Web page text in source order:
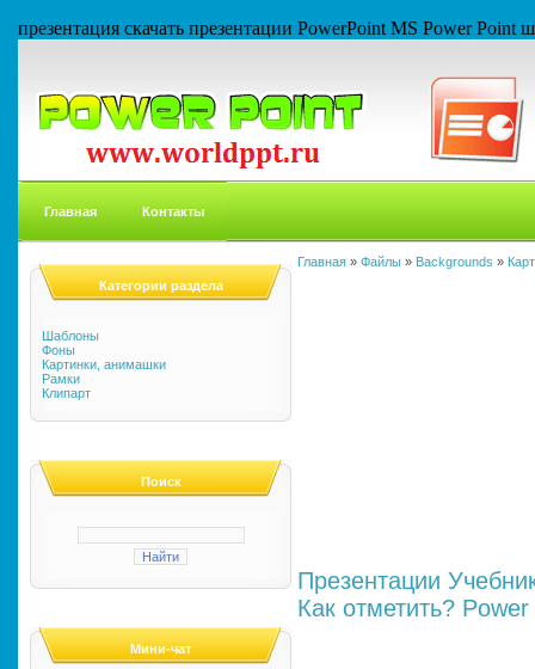
презентация скачать презентации PowerPoint MS Power
Главная Контакты
Категории раздела
Шаблоны
Фоны
Картинки, анимашки
Рамки
Клипарт
Поиск
Мини-чат
Главная » Файлы » Backgrounds »
Презентации
Как отметить?